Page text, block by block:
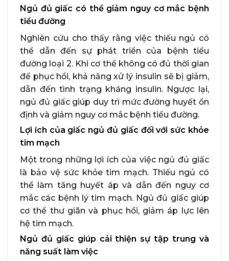
Ngủ đủ giấc có thể giảm nguy cơ mắc bệnh
tiểu đường
Nghiên cứu cho thấy rằng việc thiếu ngủ có
thể dẫn đến sự phát triển của bệnh tiểu
đường loại 2. Khi cơ thể không có đủ thời gian
để phục hồi, khả năng xử lý insulin sẽ bị giảm,
dẫn đến tình trạng kháng insulin. Ngược lại,
ngủ đủ giấc giúp duy trì mức đường huyết ổn
định và giảm nguy cơ mắc bệnh tiểu đường.
Lợi ích của giấc ngủ đủ giấc đối với sức khỏe
tim mạch
Một trong những lợi ích của việc ngủ đủ giấc
là bảo vệ sức khỏe tim mạch. Thiếu ngủ có
thể làm tăng huyết áp và dẫn đến nguy cơ
mắc các bệnh lý tim mạch. Ngủ đủ giấc giúp
cơ thể thư giãn và phục hồi, giảm áp lực lên
hệ tim mạch.
Ngủ đủ giấc giúp cải thiện sự tập trung và
năng suất làm việc